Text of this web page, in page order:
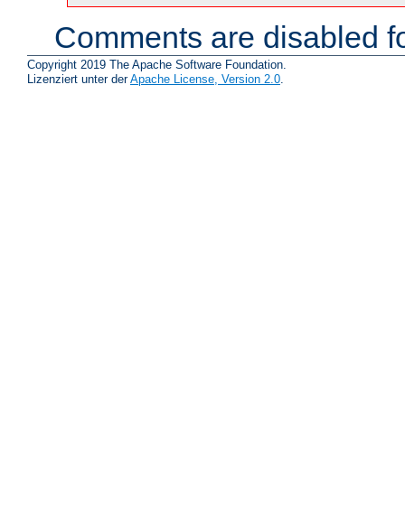
Comments are disabled
Copyright 2019 The Apache Software Foundation.
Lizenziert unter derApache License, Version 2.0.